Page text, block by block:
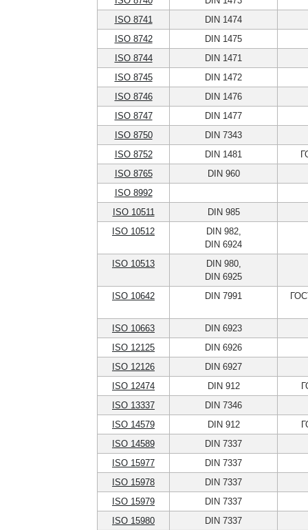
ISO 8741
DIN 1474
ISO 8742
DIN 1475
ISO 8744
DIN 1471
ISO 8745
DIN 1472
ISO 8746
DIN 1476
ISO 8747
DIN 1477
ISO 8750
DIN 7343
ISO 8752
DIN 1481
ISO 8765
DIN 960
ISO 8992
ISO 10511
DIN 985
ISO 10512
DIN 982,
DIN 6924
ISO 10513
DIN 980,
DIN 6925
ISO 10642
DIN 7991
ISO 10663
DIN 6923
ISO 12125
DIN 6926
ISO 12126
DIN 6927
ISO 12474
DIN 912
ISO 13337
DIN 7346
ISO 14579
DIN 912
ISO 14589
DIN 7337
ISO 15977
DIN 7337
ISO 15978
DIN 7337
ISO 15979
DIN 7337
ISO 15980
DIN 7337